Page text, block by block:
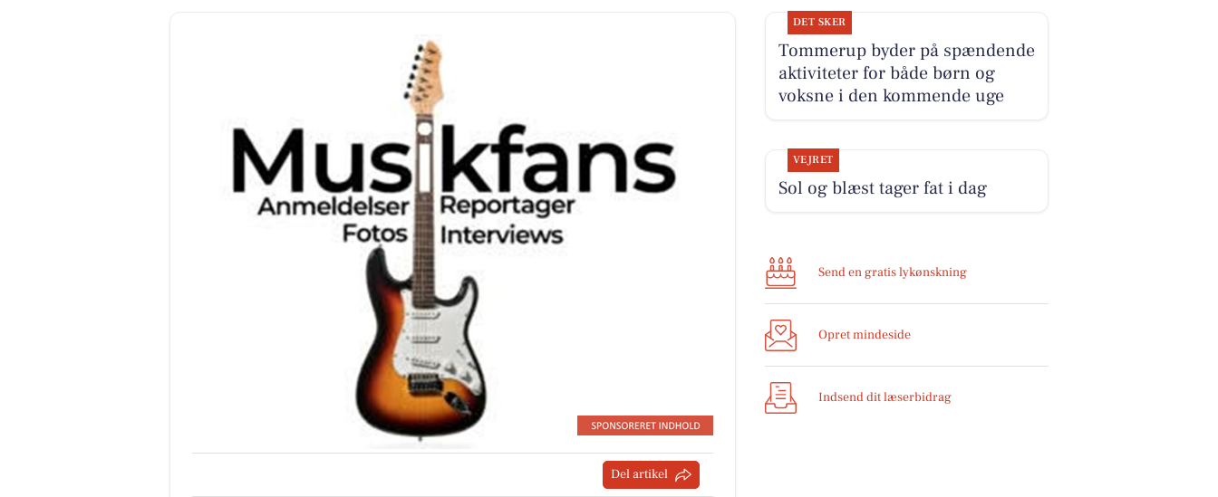
Del artikel
DET SKER
Tommerup byder på spændende
aktiviteter for både børn og
voksne i den kommende uge
VEJRET
Sol og blæst tager fat i dag
Send en gratis lykønskning
Opret mindeside
Indsend dit læserbidrag